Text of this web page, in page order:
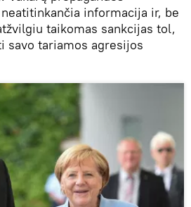
informacija ir, be
taikomas sankcijas tol,
savo tariamos agresijos